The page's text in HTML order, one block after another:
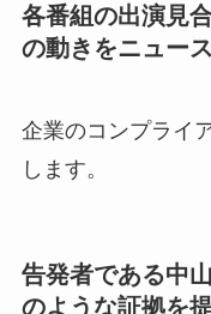
各番組の出演見
の動きをニュー
企業のコンプライ
します。
告発者である中
のような証拠を